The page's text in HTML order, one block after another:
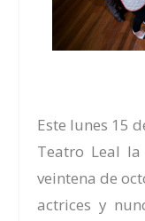
Este lunes 15
Teatro Leal
veintena de
actrices y